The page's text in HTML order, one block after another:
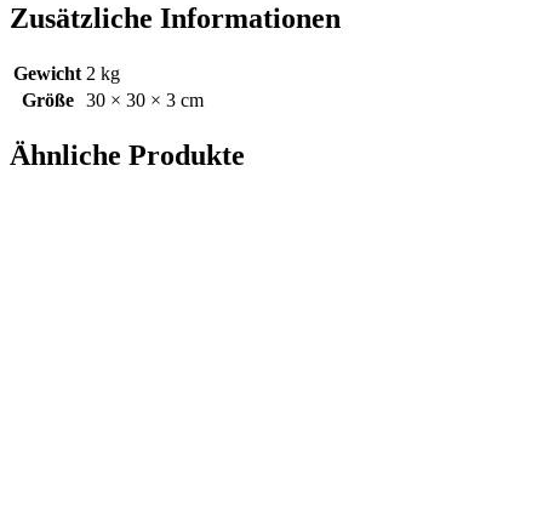
Zusätzliche Informationen
Gewicht 2 kg
Größe
30 × 30 × 3 cm
Ähnliche Produkte